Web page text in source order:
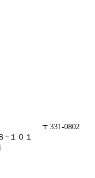
〒331-0802
−１０１